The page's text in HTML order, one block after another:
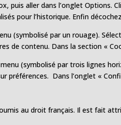
aller dans l’onglet Options.
pour l’historique. Enfin
(symbolisé par un rouage).
de contenu. Dans la section «
(symbolisé par trois lignes
préférences. Dans l’onglet «
au droit français. Il est fait